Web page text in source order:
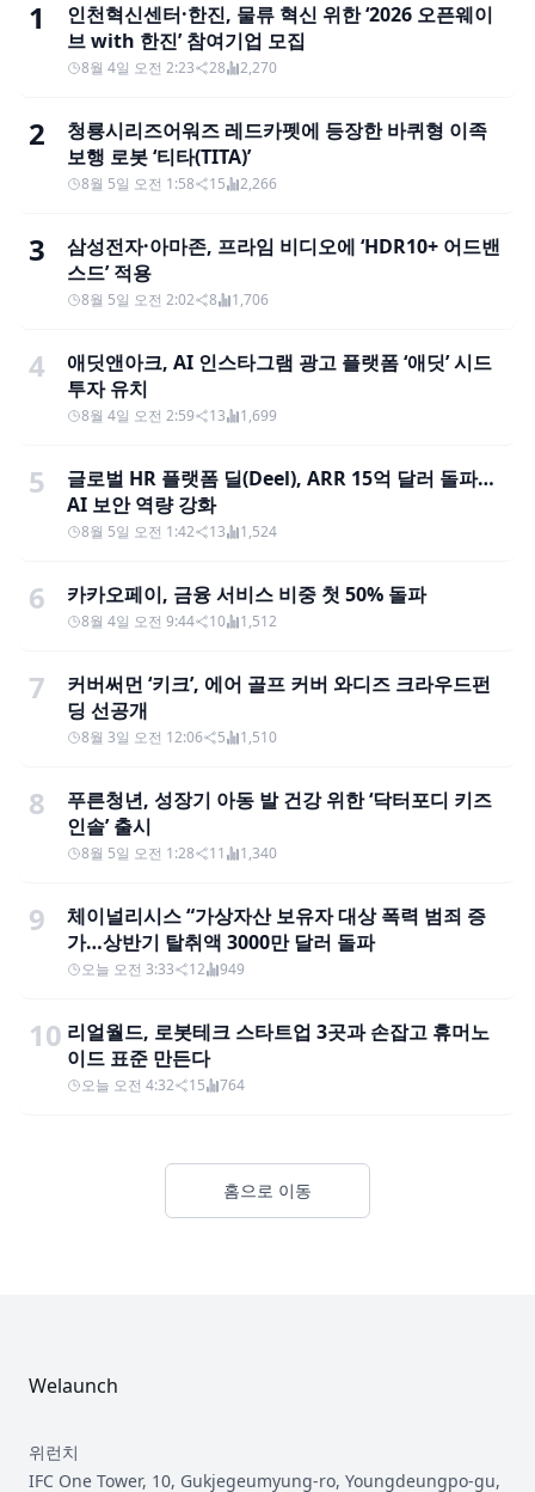
1
인천혁신센터·한진, 물류 혁신 위한 ‘2026 오픈웨이
브 with 한진’ 참여기업 모집
8월 4일 오전 2:23 28 2,270
2
청룡시리즈어워즈 레드카펫에 등장한 바퀴형 이족
보행 로봇 ‘티타(TITA)’
8월 5일 오전 1:58 15 2,266
3
삼성전자·아마존, 프라임 비디오에 ‘HDR10+ 어드밴
스드’ 적용
8월 5일 오전 2:02 8 1,706
4
애딧앤아크, AI 인스타그램 광고 플랫폼 ‘애딧’ 시드
투자 유치
8월 4일 오전 2:59 13 1,699
5
글로벌 HR 플랫폼 딜(Deel), ARR 15억 달러 돌파…
AI 보안 역량 강화
8월 5일 오전 1:42 13 1,524
6 카카오페이, 금융 서비스 비중 첫 50% 돌파
8월 4일 오전 9:44 10 1,512
7
커버써먼 ‘키크’, 에어 골프 커버 와디즈 크라우드펀
딩 선공개
8월 3일 오전 12:06 5 1,510
8
푸른청년, 성장기 아동 발 건강 위한 ‘닥터포디 키즈
인솔’ 출시
8월 5일 오전 1:28 11 1,340
9
체이널리시스 “가상자산 보유자 대상 폭력 범죄 증
가…상반기 탈취액 3000만 달러 돌파
오늘 오전 3:33 12 949
10 리얼월드, 로봇테크 스타트업 3곳과 손잡고 휴머노
이드 표준 만든다
오늘 오전 4:32 15 764
홈으로 이동
Welaunch
위런치
IFC One Tower, 10, Gukjegeumyung-ro, Youngdeungpo-gu,